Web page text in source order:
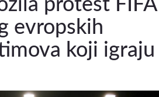
protest FIFA
evropskih
koji igraju